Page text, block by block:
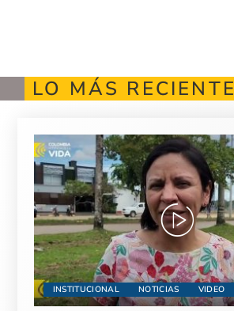
LO MÁS RECIENTE
INSTITUCIONAL NOTICIAS VIDEO